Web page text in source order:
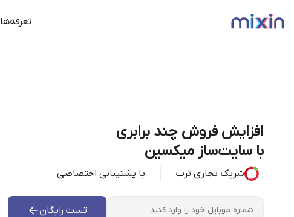
تعرفه‌ها
افزایش فروش چند برابری
با سایت‌ساز میکسین
شریک تجاری ترب با پشتیبانی اختصاصی
تست رایگان